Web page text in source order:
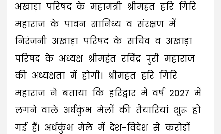
अखाड़ा परिषद के महामंत्री श्रीमहंत हरि गिरि
महाराज के पावन सानिध्य व संरक्षण में
निरंजनी अखाड़ा परिषद के सचिव व अखाड़ा
परिषद के अध्यक्ष श्रीमहंत रविंद्र पुरी महाराज
की अध्यक्षता में होगी। श्रीमहंत हरि गिरि
महाराज ने बताया कि हरिद्वार में वर्ष 2027 में
लगने वाले अर्धकुंभ मेलों की तैयारियां शुरू हो
गई हैं। अर्धकुंभ मेले में देश-विदेश से करोडों